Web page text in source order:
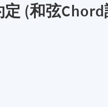
定 (和弦